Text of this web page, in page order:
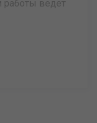
работы ведет